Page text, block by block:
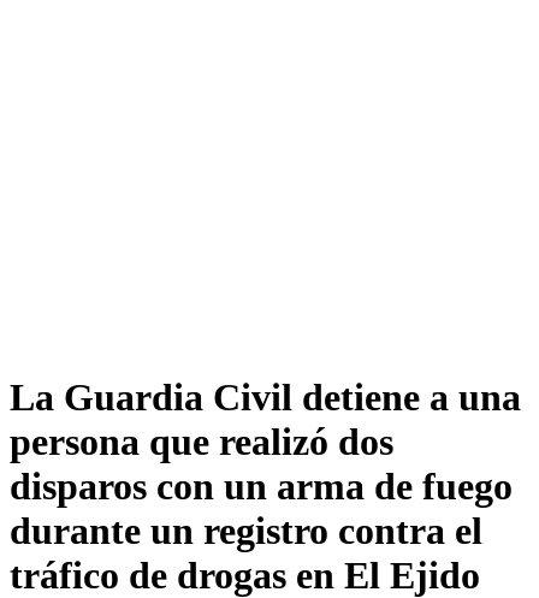
La Guardia Civil detiene a una
persona que realizó dos
disparos con un arma de fuego
durante un registro contra el
tráfico de drogas en El Ejido